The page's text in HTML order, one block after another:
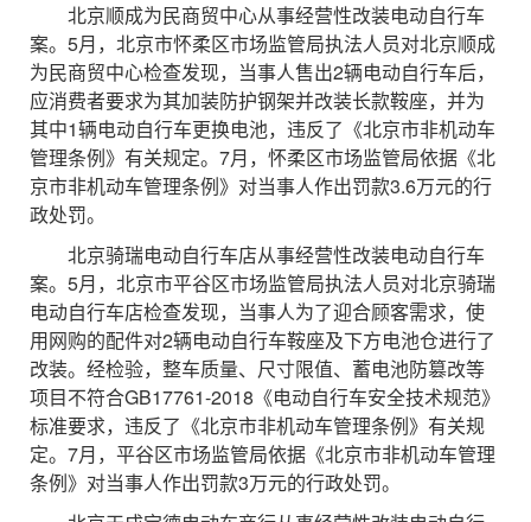
北京顺成为民商贸中心从事经营性改装电动自行车
案。5月，北京市怀柔区市场监管局执法人员对北京顺成
为民商贸中心检查发现，当事人售出2辆电动自行车后，
应消费者要求为其加装防护钢架并改装长款鞍座，并为
其中1辆电动自行车更换电池，违反了《北京市非机动车
管理条例》有关规定。7月，怀柔区市场监管局依据《北
京市非机动车管理条例》对当事人作出罚款3.6万元的行
政处罚。
北京骑瑞电动自行车店从事经营性改装电动自行车
案。5月，北京市平谷区市场监管局执法人员对北京骑瑞
电动自行车店检查发现，当事人为了迎合顾客需求，使
用网购的配件对2辆电动自行车鞍座及下方电池仓进行了
改装。经检验，整车质量、尺寸限值、蓄电池防篡改等
项目不符合GB17761-2018《电动自行车安全技术规范》
标准要求，违反了《北京市非机动车管理条例》有关规
定。7月，平谷区市场监管局依据《北京市非机动车管理
条例》对当事人作出罚款3万元的行政处罚。